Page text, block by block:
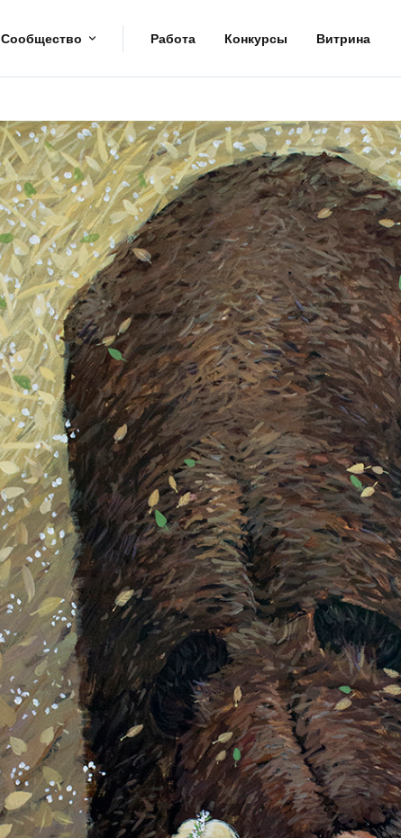
Сообщество Работа Конкурсы Витрина